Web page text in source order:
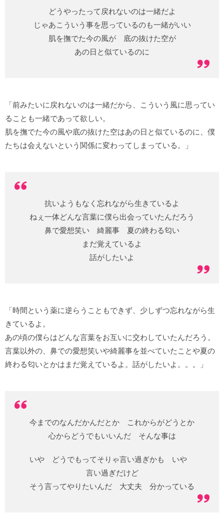
どうやったって戻れないのは一緒だよ
じゃあこういう事を思っているのも一緒がいい
肌を撫でた今の風が 底の抜けた空が
あの日と似ているのに
「前みたいに戻れないのは一緒だから、こういう風に思ってい
ることも一緒であって欲しい。
肌を撫でた今の風や底の抜けた空はあの日と似ているのに、僕
たちは会えないという関係に変わってしまっている。」
抗いようもなく忘れながら生きているよ
ねぇ一体どんな言葉に僕ら出会っていたんだろう
鼻で愛想笑い 綺麗事 夏の終わる匂い
まだ覚えているよ
話がしたいよ
「時間という薬に逆らうこともできず、少しずつ忘れながら生
きているよ。
あの頃の僕らはどんな言葉をお互いに交わしていたんだろう。
言葉以外の、鼻での愛想笑いや綺麗事を並べていたことや夏の
終わる匂いとかはまだ覚えているよ。話がしたいよ。。。」
今までのなんだかんだとか これからがどうとか
心からどうでもいいんだ そんな事は
いや どうでもってそりゃ言い過ぎかも いや
言い過ぎだけど
そう言ってやりたいんだ 大丈夫 分かっている